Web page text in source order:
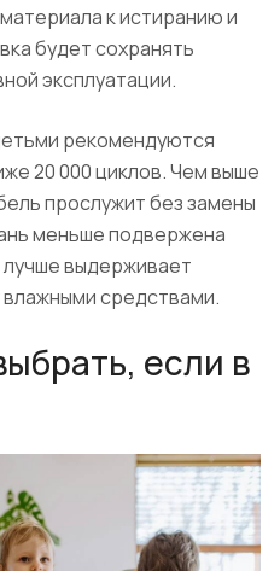
к истиранию и
будет сохранять
эксплуатации.
рекомендуются
20 000 циклов. Чем выше
прослужит без замены
меньше подвержена
выдерживает
средствами.
если в